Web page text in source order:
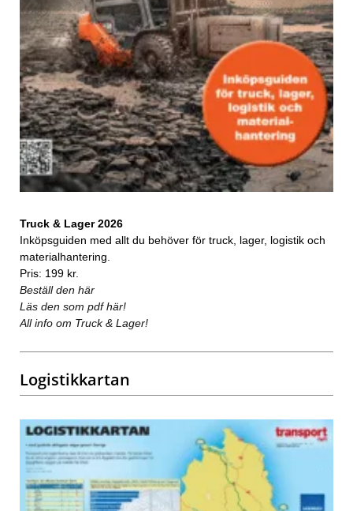
Truck & Lager 2026
Inköpsguiden med allt du behöver för truck, lager, logistik och
materialhantering.
Pris: 199 kr.
Beställ den här
Läs den som pdf här!
All info om Truck & Lager!
Logistikkartan